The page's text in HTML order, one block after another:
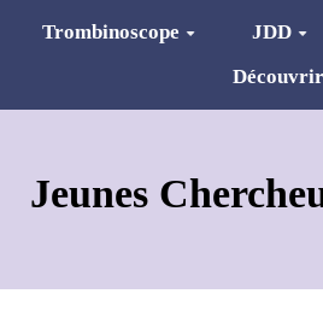
Trombinoscope JDD
Jeunes